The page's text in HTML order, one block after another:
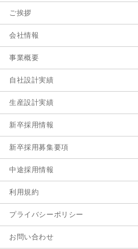
ご挨拶
会社情報
事業概要
自社設計実績
生産設計実績
新卒採用情報
新卒採用募集要項
中途採用情報
利用規約
プライバシーポリシー
お問い合わせ